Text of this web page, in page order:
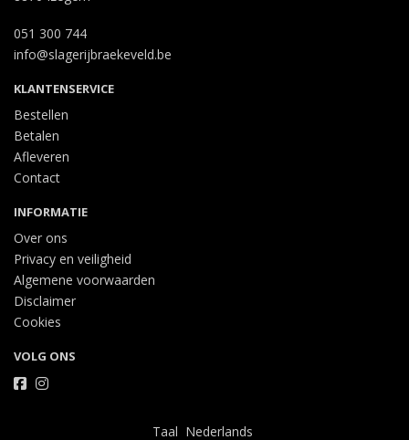
051 300 744
info@slagerijbraekeveld.be
KLANTENSERVICE
Bestellen
Betalen
Afleveren
Contact
INFORMATIE
Over ons
Privacy en veiligheid
Algemene voorwaarden
Disclaimer
Cookies
VOLG ONS
Taal